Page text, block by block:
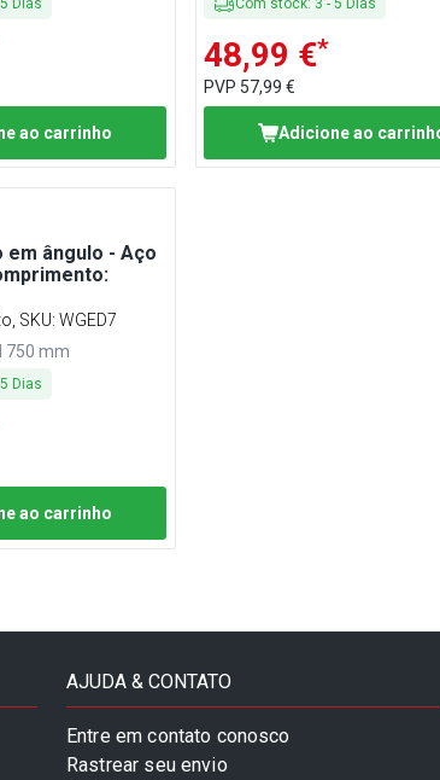
ao carrinho
48,99 €*
PVP 57,99 €
Adicione ao
em ângulo - Aço
SKU:WGED7
750 mm
5 Dias
ao carrinho
AJUDA & CONTATO
Entre em contato conosco
Rastrear seu envio